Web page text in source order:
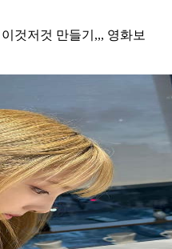
것저것 만들기,,, 영화보